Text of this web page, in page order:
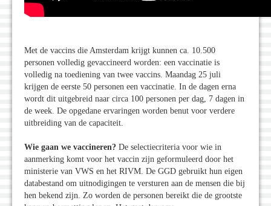
Met de vaccins die Amsterdam krijgt kunnen ca. 10.500
personen volledig gevaccineerd worden: een vaccinatie is
volledig na toediening van twee vaccins. Maandag 25 juli
krijgen de eerste 50 personen een vaccinatie. In de dagen erna
wordt dit uitgebreid naar circa 100 personen per dag, 7 dagen in
de week. De opgedane ervaringen worden benut voor verdere
uitbreiding van de capaciteit.
Wie gaan we vaccineren? De selectiecriteria voor wie in
aanmerking komt voor het vaccin zijn geformuleerd door het
ministerie van VWS en het RIVM. De GGD gebruikt hun eigen
databestand om uitnodigingen te versturen aan de mensen die bij
hen bekend zijn. Zo worden de personen bereikt die de grootste